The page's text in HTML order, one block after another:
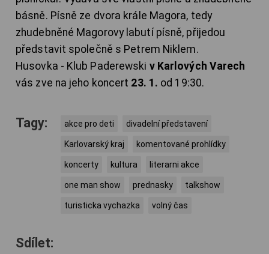
básně. Písně ze dvora krále Magora, tedy
zhudebněné Magorovy labutí písně, přijedou
představit společně s Petrem Niklem.
Husovka - Klub Paderewski v Karlových Varech
vás zve na jeho koncert 23. 1. od 19:30.
Tagy: akce pro deti divadelní představení
Karlovarský kraj komentované prohlídky
koncerty kultura literarni akce
one man show prednasky talkshow
turisticka vychazka volný čas
Sdílet: